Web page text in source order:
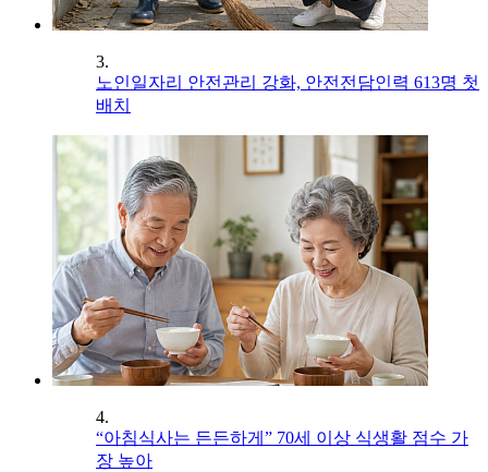
3.
노인일자리 안전관리 강화, 안전전담인력 613명 첫
배치
4.
“아침식사는 든든하게” 70세 이상 식생활 점수 가
장 높아